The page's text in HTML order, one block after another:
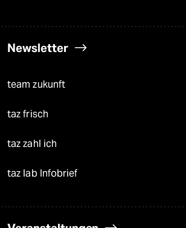
Newsletter
team zukunft
taz frisch
taz zahl ich
taz lab Infobrief